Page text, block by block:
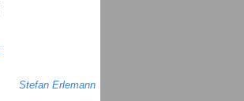
Stefan Erlemann